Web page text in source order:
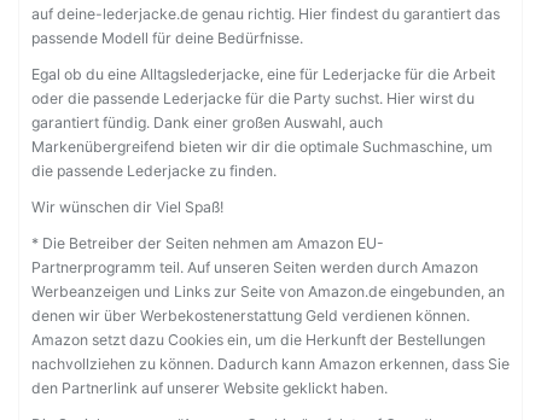
auf deine-lederjacke.de genau richtig. Hier findest du garantiert das
passende Modell für deine Bedürfnisse.
Egal ob du eine Alltagslederjacke, eine für Lederjacke für die Arbeit
oder die passende Lederjacke für die Party suchst. Hier wirst du
garantiert fündig. Dank einer großen Auswahl, auch
Markenübergreifend bieten wir dir die optimale Suchmaschine, um
die passende Lederjacke zu finden.
Wir wünschen dir Viel Spaß!
* Die Betreiber der Seiten nehmen am Amazon EU-
Partnerprogramm teil. Auf unseren Seiten werden durch Amazon
Werbeanzeigen und Links zur Seite von Amazon.de eingebunden, an
denen wir über Werbekostenerstattung Geld verdienen können.
Amazon setzt dazu Cookies ein, um die Herkunft der Bestellungen
nachvollziehen zu können. Dadurch kann Amazon erkennen, dass Sie
den Partnerlink auf unserer Website geklickt haben.